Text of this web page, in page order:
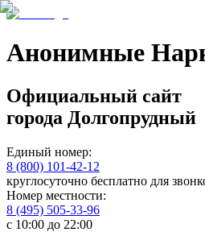
Анонимные
Официальный сайт
города Долгопрудный
Единый номер:
8 (800) 101-42-12
круглосуточно бесплатно для
Номер местности:
8 (495) 505-33-96
с 10:00 до 22:00